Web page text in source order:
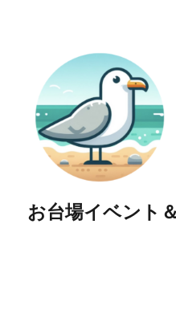
お台場イベント